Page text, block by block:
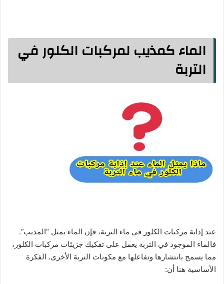
الماء كمذيب لمركبات الكلور في
التربة
عند إذابة مركبات الكلور في ماء التربة، فإن الماء يمثل “المذيب”.
فالماء الموجود في التربة يعمل على تفكيك جزيئات مركبات الكلور،
مما يسمح بانتشارها وتفاعلها مع مكونات التربة الأخرى. الفكرة
الأساسية هنا أن: